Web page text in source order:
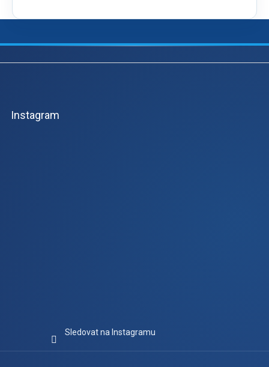
Z
Instagram
Sledovat na Instagramu